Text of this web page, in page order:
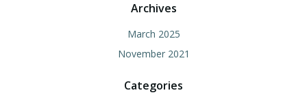
Archives
March 2025
November 2021
Categories